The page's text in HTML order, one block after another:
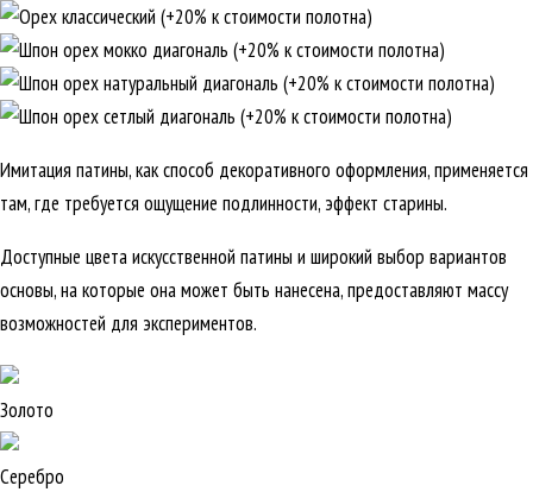
Имитация патины, как способ декоративного оформления, применяется
там, где требуется ощущение подлинности, эффект старины.
Доступные цвета искусственной патины и широкий выбор вариантов
основы, на которые она может быть нанесена, предоставляют массу
возможностей для экспериментов.
Золото
Серебро